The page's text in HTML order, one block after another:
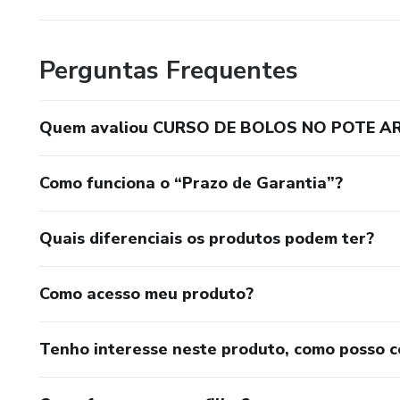
Perguntas Frequentes
Quem avaliou CURSO DE BOLOS NO POTE
Como funciona o “Prazo de Garantia”?
Quais diferenciais os produtos podem ter?
Como acesso meu produto?
Tenho interesse neste produto, como posso